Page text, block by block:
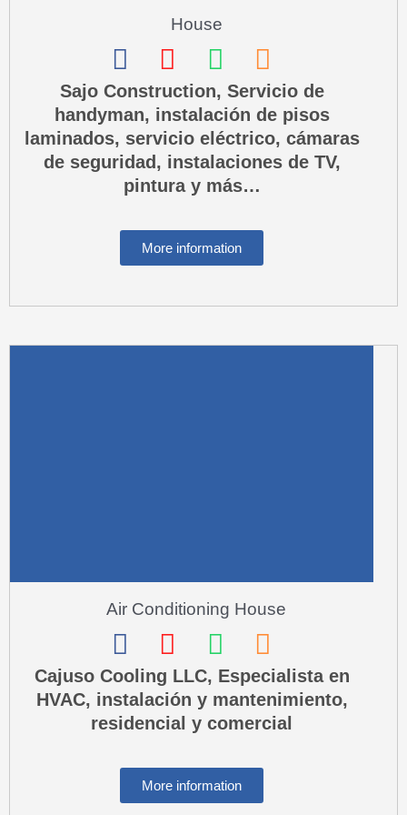
House
F
a
c
e
b
o
k
I
n
s
t
a
r
a
W
h
a
t
s
p
p
P
h
o
n
e
s
q
r
Sajo Construction, Servicio de
handyman, instalación de pisos
laminados, servicio eléctrico, cámaras
de seguridad, instalaciones de TV,
pintura y más…
More information
Air Conditioning House
F
a
c
e
b
o
I
n
s
t
a
g
W
h
a
t
s
a
P
h
o
n
e
-
Cajuso Cooling LLC, Especialista en
HVAC, instalación y mantenimiento,
residencial y comercial
More information